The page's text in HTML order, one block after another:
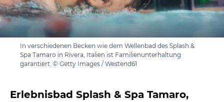
In verschiedenen Becken wie dem Wellenbad des Splash &
Spa Tamaro in Rivera, Italien ist Familienunterhaltung
garantiert. © Getty Images / Westend61
Erlebnisbad Splash & Spa Tamaro,